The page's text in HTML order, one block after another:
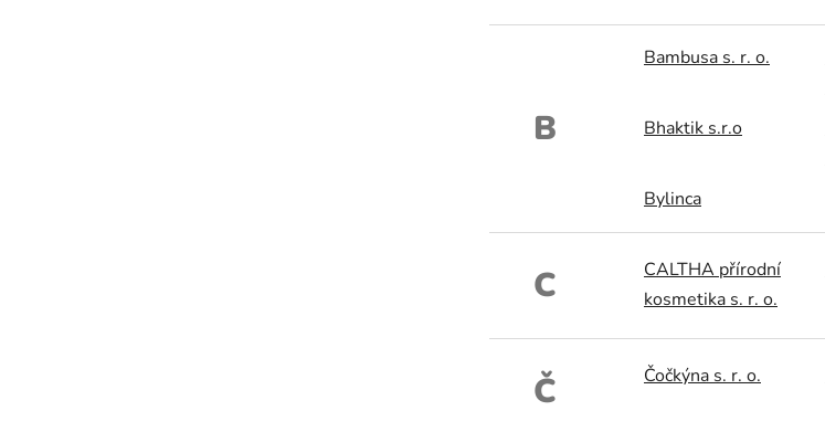
B
Bambusa s. r. o.
Bhaktik s.r.o
Bylinca
C
CALTHA přírodní
kosmetika s. r. o.
Č Čočkýna s. r. o.